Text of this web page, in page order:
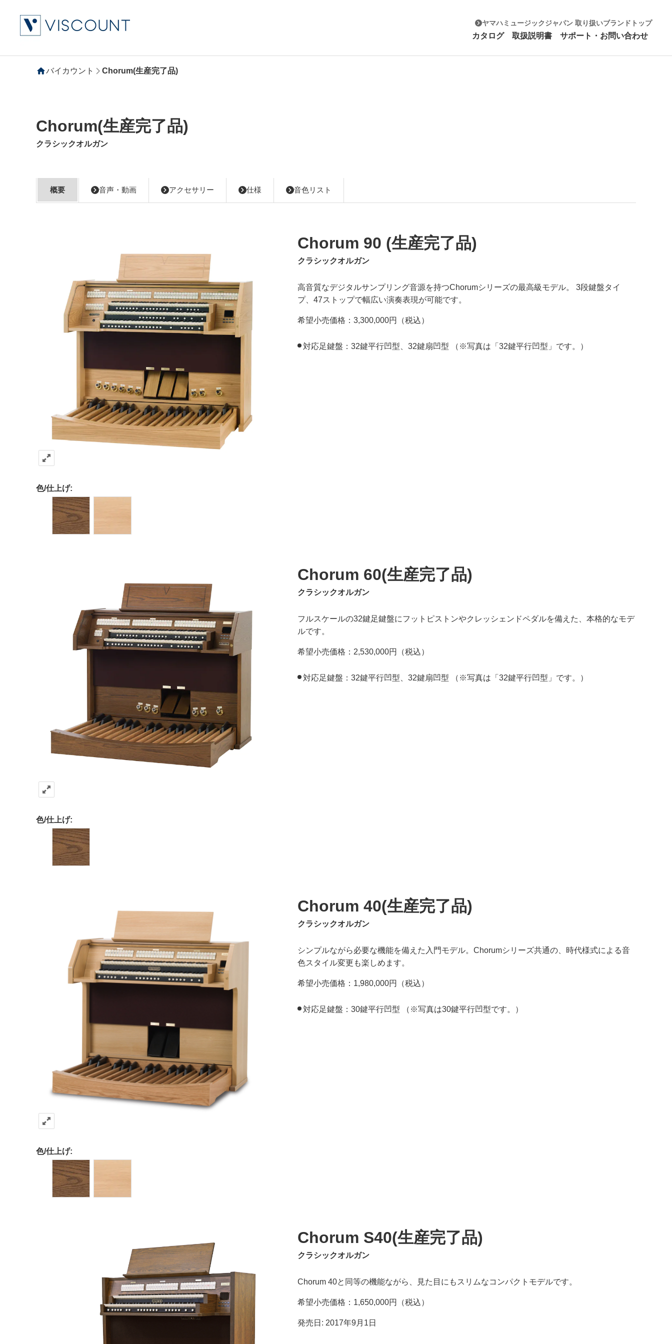
ヤマハミュージックジャパン 取り扱いブランドトップ
カタログ 取扱説明書 サポート・お問い合わせ
バイカウント Chorum(生産完了品)
Chorum(生産完了品)
クラシックオルガン
概要 音声・動画 アクセサリー 仕様 音色リスト
Chorum 90 (生産完了品)
クラシックオルガン
色/仕上げ:
高音質なデジタルサンプリング音源を持つChorumシリーズの最高級モデル。 3段鍵盤タイ
プ、47ストップで幅広い演奏表現が可能です。
希望小売価格：3,300,000円（税込）
対応足鍵盤：32鍵平行凹型、32鍵扇凹型 （※写真は「32鍵平行凹型」です。）
Chorum 60(生産完了品)
クラシックオルガン
色/仕上げ:
フルスケールの32鍵足鍵盤にフットピストンやクレッシェンドペダルを備えた、本格的なモデ
ルです。
希望小売価格：2,530,000円（税込）
対応足鍵盤：32鍵平行凹型、32鍵扇凹型 （※写真は「32鍵平行凹型」です。）
Chorum 40(生産完了品)
クラシックオルガン
色/仕上げ:
シンプルながら必要な機能を備えた入門モデル。Chorumシリーズ共通の、時代様式による音
色スタイル変更も楽しめます。
希望小売価格：1,980,000円（税込）
対応足鍵盤：30鍵平行凹型 （※写真は30鍵平行凹型です。）
Chorum S40(生産完了品)
クラシックオルガン
Chorum 40と同等の機能ながら、見た目にもスリムなコンパクトモデルです。
希望小売価格：1,650,000円（税込）
発売日: 2017年9月1日